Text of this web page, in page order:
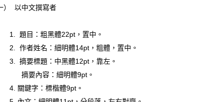
） 以中文撰寫者
題目：粗黑體22pt，置中。
作者姓名：細明體14pt，粗體，置中。
摘要標題：中黑體12pt，靠左。
要內容：細明體9pt。
關鍵字：標楷體9pt。